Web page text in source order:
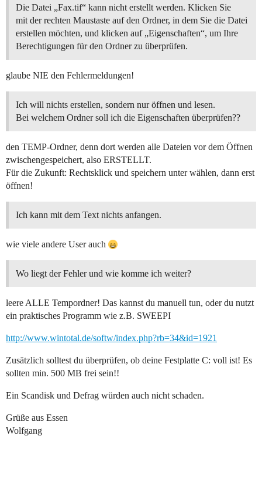
Die Datei „Fax.tif“ kann nicht erstellt werden. Klicken Sie
mit der rechten Maustaste auf den Ordner, in dem Sie die Datei
erstellen möchten, und klicken auf „Eigenschaften“, um Ihre
Berechtigungen für den Ordner zu überprüfen.
glaube NIE den Fehlermeldungen!
Ich will nichts erstellen, sondern nur öffnen und lesen.
Bei welchem Ordner soll ich die Eigenschaften überprüfen??
den TEMP-Ordner, denn dort werden alle Dateien vor dem Öffnen
zwischengespeichert, also ERSTELLT.
Für die Zukunft: Rechtsklick und speichern unter wählen, dann erst
öffnen!
Ich kann mit dem Text nichts anfangen.
wie viele andere User auch
Wo liegt der Fehler und wie komme ich weiter?
leere ALLE Tempordner! Das kannst du manuell tun, oder du nutzt
ein praktisches Programm wie z.B. SWEEPI
http://www.wintotal.de/softw/index.php?rb=34&id=1921
Zusätzlich solltest du überprüfen, ob deine Festplatte C: voll ist! Es
sollten min. 500 MB frei sein!!
Ein Scandisk und Defrag würden auch nicht schaden.
Grüße aus Essen
Wolfgang